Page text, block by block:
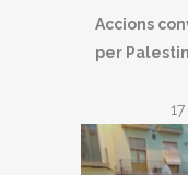
Accions
per